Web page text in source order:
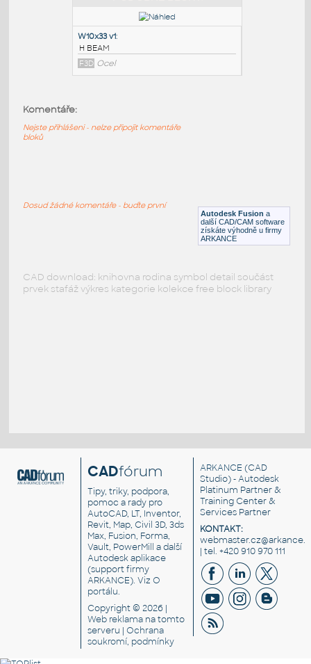
Autodesk Fusion a
další CAD/CAM software
získáte výhodně u firmy
ARKANCE
Komentáře:
Nejste přihlášeni - nelze připojit komentáře
bloků
Dosud žádné komentáře - buďte první
CAD download: knihovna rodina symbol detail součást
prvek stafáž výkres kategorie kolekce free block library
CADfórum
Tipy, triky, podpora,
pomoc a rady pro
AutoCAD, LT, Inventor,
Revit, Map, Civil 3D, 3ds
Max, Fusion, Forma,
Vault, PowerMill a další
Autodesk aplikace
(support firmy
ARKANCE). VizO
portálu.
Copyright © 2026 |
Web reklama na tomto
serveru |Ochrana
soukromí, podmínky
ARKANCE (CAD
Studio) - Autodesk
Platinum Partner &
Training Center &
Services Partner
KONTAKT:
| tel. +420 910 970 111